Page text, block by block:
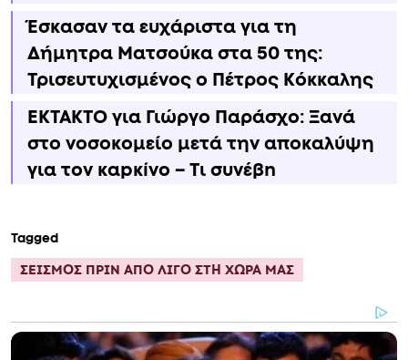
Έσκασαν τα ευχάριστα για τη
Δήμητρα Ματσούκα στα 50 της:
Τρισευτυχισμένος ο Πέτρος Κόκκαλης
ΕΚΤΑΚΤΟ για Γιώργο Παράσχο: Ξανά
στο νοσοκομείο μετά την αποκαλύψη
για τον καpκíνο – Τι συνέβn
Tagged
ΣΕΙΣΜΟΣ ΠΡΙΝ ΑΠΟ ΛΙΓΟ ΣΤΗ ΧΩΡΑ ΜΑΣ